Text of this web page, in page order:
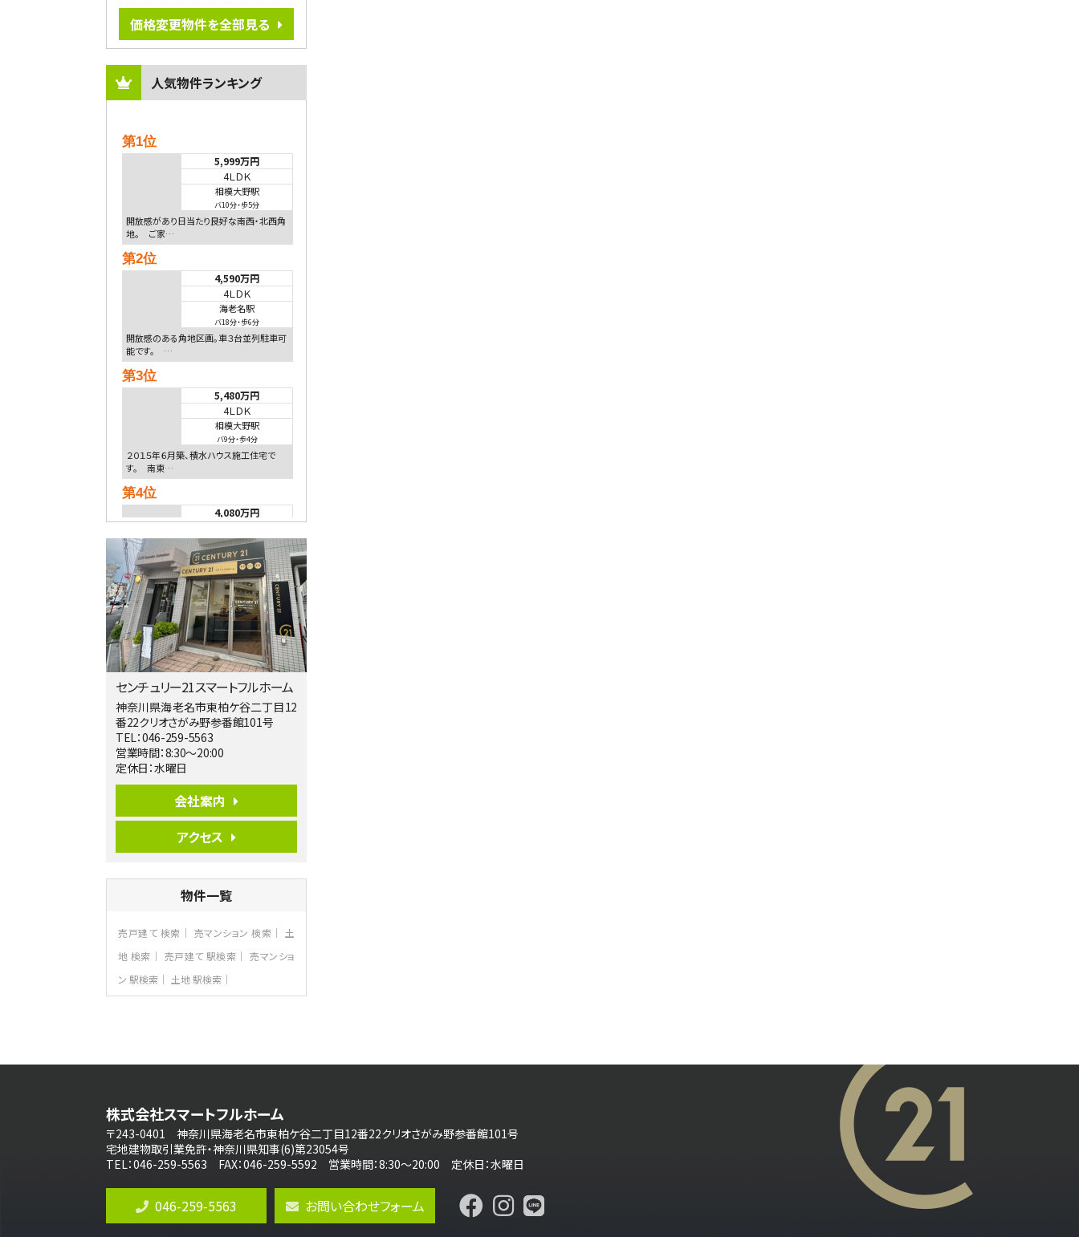
価格変更物件を全部見る
人気物件ランキング
第1位
5,999万円
4ＬＤＫ
相模大野駅
バ10分・歩5分
開放感があり日当たり良好な南西・北西角
地。 ご家…
第2位
4,590万円
4ＬＤＫ
海老名駅
バ18分・歩6分
開放感のある角地区画。車３台並列駐車可
能です。 …
第3位
5,480万円
4ＬＤＫ
相模大野駅
バ9分・歩4分
２０１５年６月築、積水ハウス施工住宅で
す。 南東…
第4位
4,080万円
淵野辺駅
歩17分
南側道路に面しており日当たり良好。 キ
ッチンから…
第5位
3,680万円
4ＬＤＫ
橋本駅
バ19分・歩8分
開放感があり日当たり良好な南西・北西角
地区画。 …
第6位
3,990万円
並列２台駐車可。１階はリビングと水まわり
をまとめ…
4ＳＬＤＫ
海老名駅
並列2台駐…
第8位
3,680万円
4ＬＤＫ
4ＬＤＫ
長後駅
バ11分 ・歩6分
全棟ＬＤＫは16帖の4ＬＤＫ！食器洗い乾燥
機や浴…
4,190万円
センチュリー21スマートフルホーム
神奈川県海老名市東柏ケ谷二丁目12
番22クリオさがみ野参番館101号
TEL：046-259-5563
営業時間：8:30～20:00
定休日：水曜日
会社案内
アクセス
物件一覧
売戸建て 検索 売マンション 検索
土
地 検索
売戸建て 駅検索
売マンショ
ン 駅検索
土地 駅検索
株式会社スマートフルホーム
〒243-0401 神奈川県海老名市東柏ケ谷二丁目12番22クリオさがみ野参番館101号
宅地建物取引業免許・神奈川県知事(6)第23054号
TEL：046-259-5563 FAX：046-259-5592 営業時間：8:30～20:00 定休日：水曜日
046-259-5563 お問い合わせフォーム